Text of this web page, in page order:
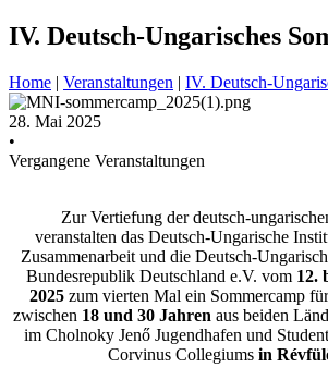
IV. Deutsch-Ungarisches
Home | Veranstaltungen | IV. Deutsch-
28. Mai 2025
•
Vergangene Veranstaltungen
Zur Vertiefung der deutsch-
veranstalten das Deutsch-Ungarische
Zusammenarbeit und die Deutsch-
Bundesrepublik Deutschland e.V. vom 12.
2025zum vierten Mal ein Sommercamp
zwischen 18 und 30 Jahren aus beiden
im Cholnoky Jenő Jugendhafen und
Corvinus Collegiums in